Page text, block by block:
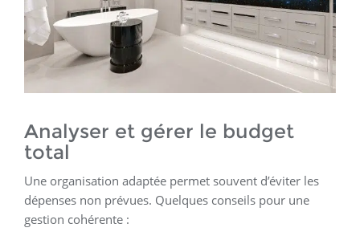
Analyser et gérer le budget
total
Une organisation adaptée permet souvent d’éviter les
dépenses non prévues. Quelques conseils pour une
gestion cohérente :